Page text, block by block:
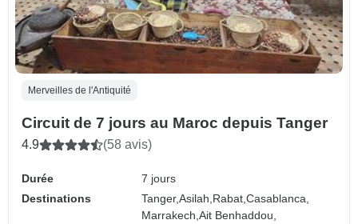
Merveilles de l'Antiquité
Circuit de 7 jours au Maroc depuis Tanger
4.9 (58 avis)
Durée
7 jours
Destinations
Tanger,Asilah, Rabat,Casablanca,
Marrakech,Ait Benhaddou,